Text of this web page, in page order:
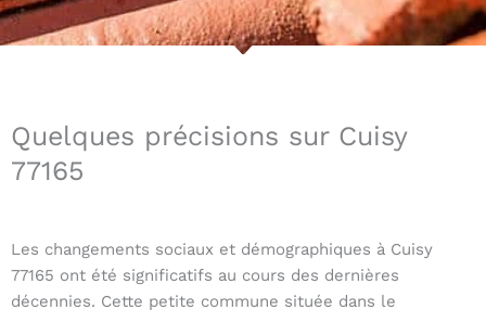
Quelques précisions sur Cuisy
77165
Les changements sociaux et démographiques à Cuisy
77165 ont été significatifs au cours des dernières
décennies. Cette petite commune située dans le